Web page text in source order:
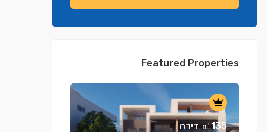
Featured Properties
דירה ㎡135